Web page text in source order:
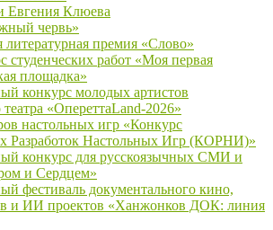
Евгения Клюева
червь»
литературная премия «Слово»
студенческих работ «Моя первая
площадка»
конкурс молодых артистов
«ОпереттаLand-2026»
настольных игр «Конкурс
Разработок Настольных Игр (КОРНИ)»
конкурс для русскоязычных СМИ и
и Сердцем»
фестиваль документального кино,
и ИИ проектов «Ханжонков ДОК: линия